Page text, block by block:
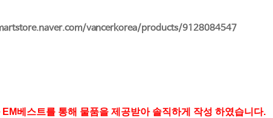
vancerkorea/products/9128084547
베스트를 통해 물품을 제공받아 솔직하게 작성 하였습니다.